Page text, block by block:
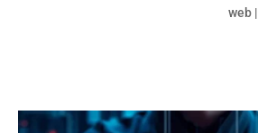
web|